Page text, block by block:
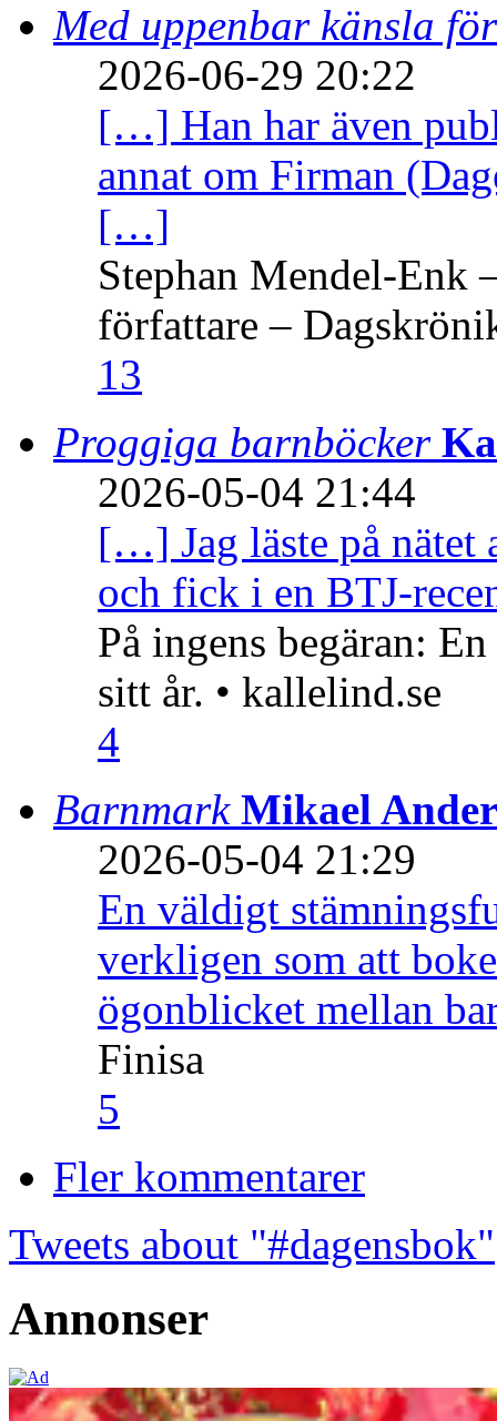
Med uppenbar känsla
2026-06-29 20:22
[…] Han har även
annat om Firman
[…]
Stephan Mendel-Enk
författare –
13
Proggiga barnböcker
2026-05-04 21:44
[…] Jag läste på nätet
och fick i en BTJ-
På ingens begäran:
sitt år. • kallelind.se
4
Barnmark Mikael
2026-05-04 21:29
En väldigt
verkligen som att
ögonblicket mellan
Finisa
5
Fler kommentarer
Tweets about "#dagensbok"
Annonser